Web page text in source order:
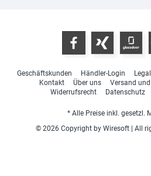
Geschäftskunden Händler-Login Legal
Kontakt
Über uns
Versand
Widerrufsrecht
Datenschutz
* Alle Preise inkl. gesetzl.
© 2026 Copyright by Wiresoft | All